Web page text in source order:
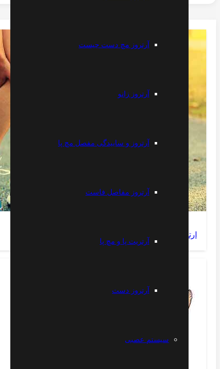
آرتروز مچ دست چیست
آرتروز زانو
آرتروز و ساییدگی مفصل مچ پا
آرتروز مفاصل فاست
آرتریت پا و مچ پا
آرتروز دست
سیستم عصبی
ارتباط چاقی و درد زانو